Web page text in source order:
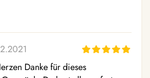
Danke für dieses